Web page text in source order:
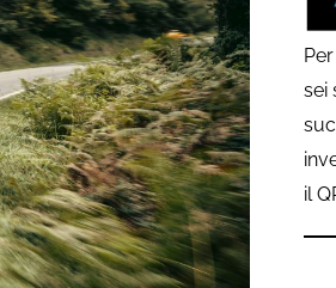
sei
il